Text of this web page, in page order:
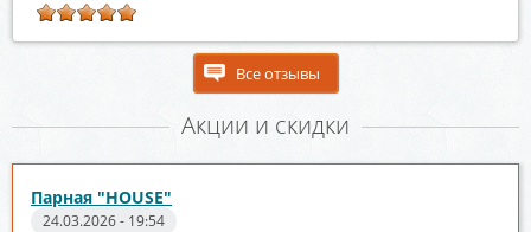
Все отзывы
Акции и скидки
Парная "HOUSE"
24.03.2026 - 19:54